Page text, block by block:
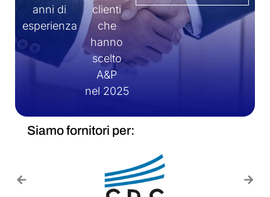
anni di
esperienza
clienti
che
hanno
scelto
A&P
nel 2025
Siamo fornitori per: